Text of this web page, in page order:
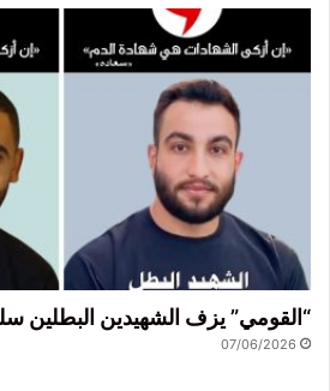
“القومي” يزف الشهيدين البطلين
07/06/2026